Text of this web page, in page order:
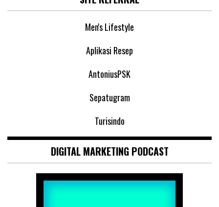
Men's Lifestyle
Aplikasi Resep
AntoniusPSK
Sepatugram
Turisindo
DIGITAL MARKETING PODCAST